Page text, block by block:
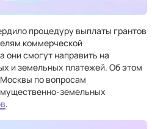
процедуру выплаты грантов
коммерческой
они смогут направить на
и земельных платежей. Об этом
по вопросам
земельных
.